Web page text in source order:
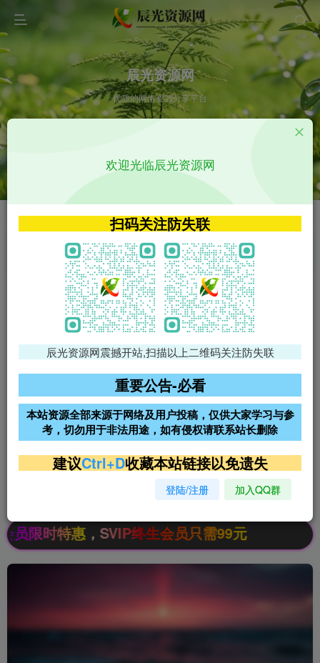
辰光资源网
优质的网络资源分享平台
VIP特权介绍 APP源码
VIP特权介绍
火
VIP特权介绍
影视源码
影视源码
免费领支付宝红包
腾讯轻量4核4G3M服务器38元/
阿里云2核2G200M服务器68元/
年
雨云高防免备案服务器
超低价文字广告位招租 超低价文字广告位招租
超低价文字广告位招租
特惠，SVIP终生会员只需99元
欢迎光临辰光资源网
扫码关注防失联
辰光资源网震撼开站,扫描以上二维码关注防失联
重要公告-必看
本站资源全部来源于网络及用户投稿，仅供大家学习与参
考，切勿用于非法用途，如有侵权请联系站长删除
建议Ctrl+D收藏本站链接以免遗失
登陆/注册 加入QQ群